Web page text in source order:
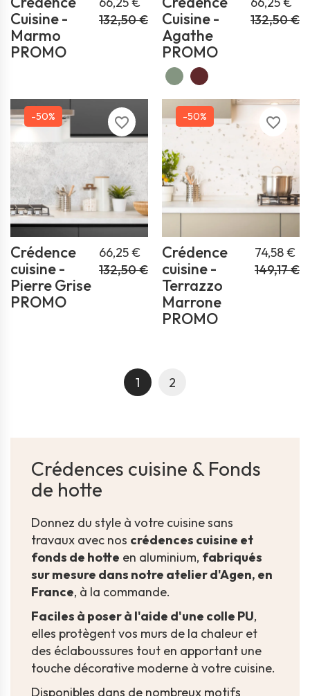
Cuisine -
Marmo
PROMO
132,50 €
Cuisine -
Agathe
PROMO
132,50 €
favorite_border
Crédence
cuisine -
Pierre Grise
PROMO
66,25 €
132,50 €
-50% favorite_border
Crédence
cuisine -
Terrazzo
Marrone
PROMO
74,58 €
149,17 €
-50%
1 2
Crédences cuisine & Fonds
de hotte
Donnez du style à votre cuisine sans
travaux avec nos crédences cuisine et
fonds de hotte en aluminium, fabriqués
sur mesure dans notre atelier d'Agen, en
France, à la commande.
Faciles à poser à l'aide d'une colle PU,
elles protègent vos murs de la chaleur et
des éclaboussures tout en apportant une
touche décorative moderne à votre cuisine.
Disponibles dans de nombreux motifs